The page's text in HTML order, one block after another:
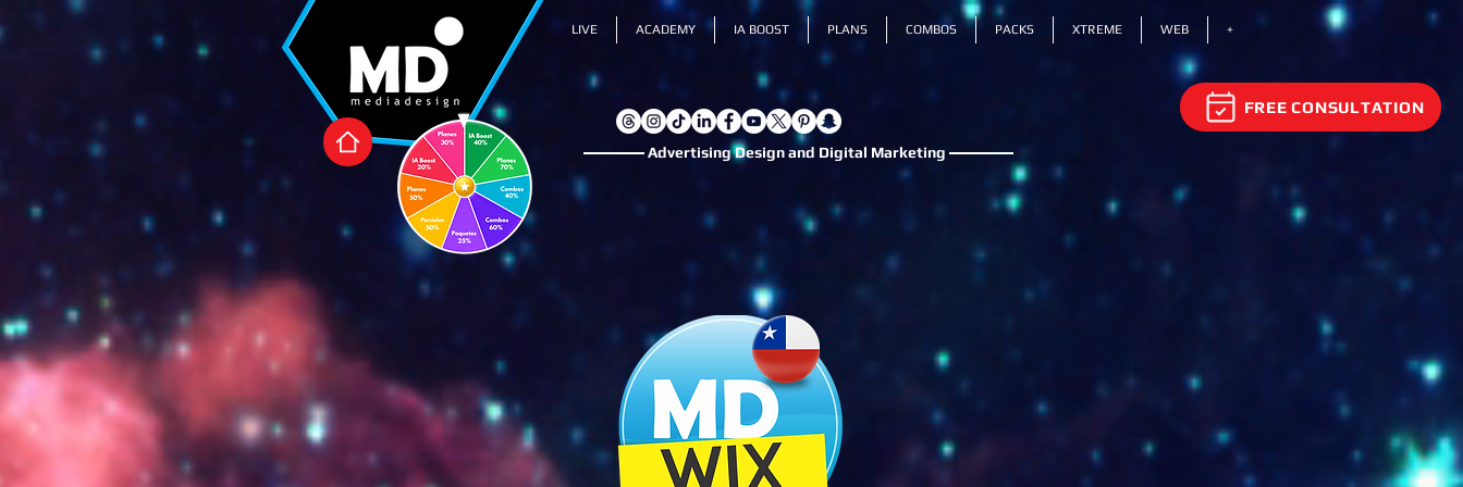
FREE CONSULTATION
Advertising Design and Digital Marketing
LIVE ACADEMY IA BOOST PLANS COMBOS PACKS XTREME WEB +